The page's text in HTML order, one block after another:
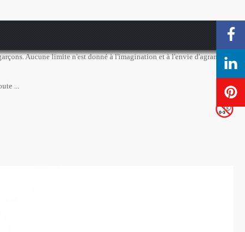
Aucune limite n'est donné à l'imagination et à l'envie d'agrandir
...